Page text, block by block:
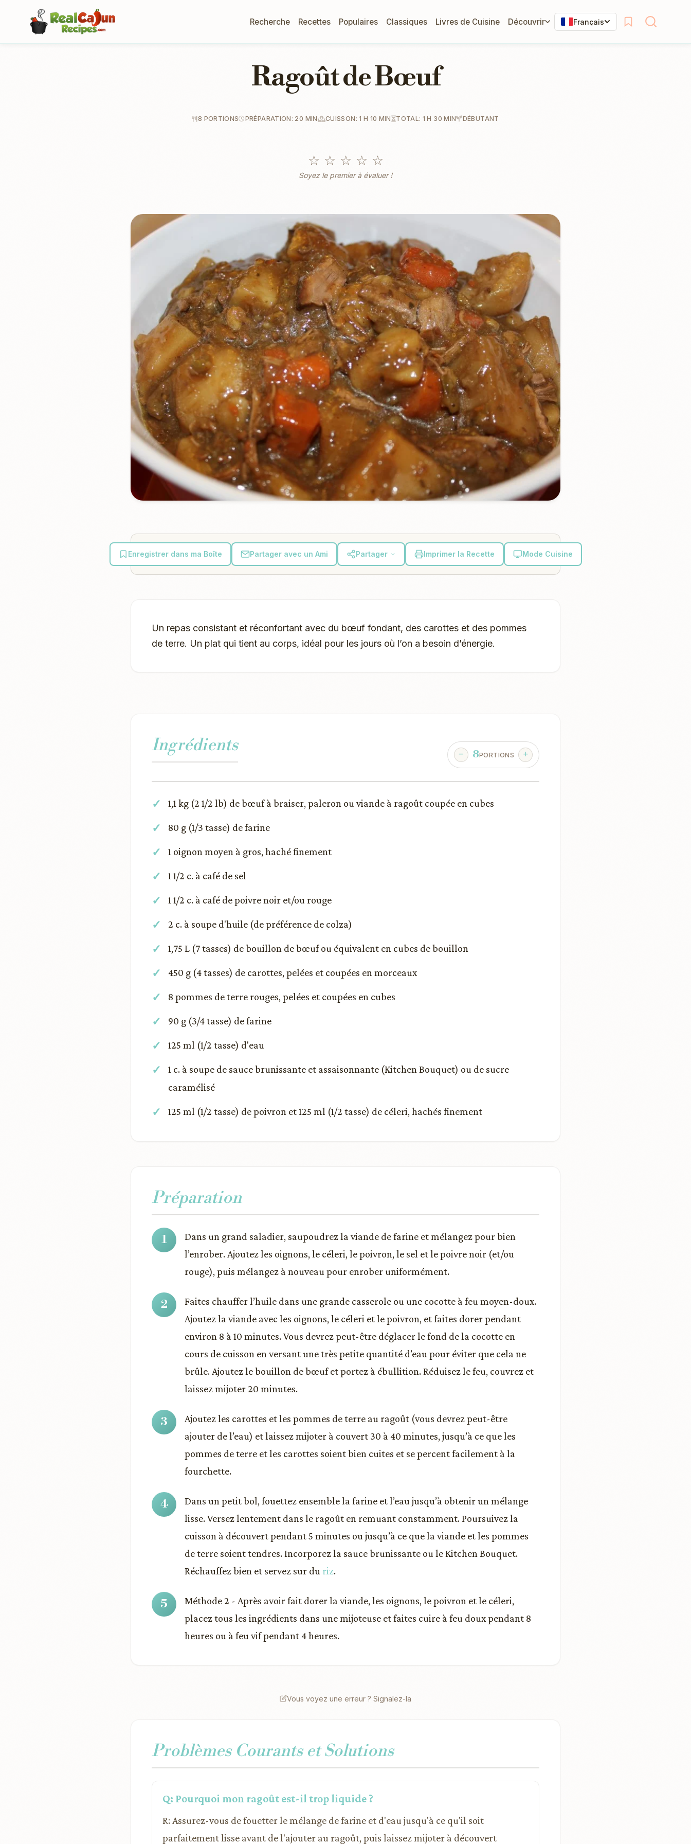
Recherche Recettes Populaires Classiques Livres de Cuisine Découvrir Français
Ragoût de Bœuf
8 PORTIONS PRÉPARATION: 20 MIN CUISSON: 1 H 10 MIN TOTAL: 1 H 30 MIN DÉBUTANT
☆ ☆ ☆ ☆ ☆
Soyez le premier à évaluer !
Enregistrer dans ma Boîte Partager avec un Ami Partager Imprimer la Recette Mode Cuisine
Un repas consistant et réconfortant avec du bœuf fondant, des carottes et des pommes
de terre. Un plat qui tient au corps, idéal pour les jours où l’on a besoin d’énergie.
Ingrédients 8PORTIONS
1,1 kg (2 1/2 lb) de bœuf à braiser, paleron ou viande à ragoût coupée en cubes
80 g (1/3 tasse) de farine
1 oignon moyen à gros, haché finement
1 1/2 c. à café de sel
1 1/2 c. à café de poivre noir et/ou rouge
2 c. à soupe d'huile (de préférence de colza)
1,75 L (7 tasses) de bouillon de bœuf ou équivalent en cubes de bouillon
450 g (4 tasses) de carottes, pelées et coupées en morceaux
8 pommes de terre rouges, pelées et coupées en cubes
90 g (3/4 tasse) de farine
125 ml (1/2 tasse) d'eau
1 c. à soupe de sauce brunissante et assaisonnante (Kitchen Bouquet) ou de sucre
caramélisé
125 ml (1/2 tasse) de poivron et 125 ml (1/2 tasse) de céleri, hachés finement
Préparation
Dans un grand saladier, saupoudrez la viande de farine et mélangez pour bien
l’enrober. Ajoutez les oignons, le céleri, le poivron, le sel et le poivre noir (et/ou
rouge), puis mélangez à nouveau pour enrober uniformément.
Faites chauffer l’huile dans une grande casserole ou une cocotte à feu moyen-doux.
Ajoutez la viande avec les oignons, le céleri et le poivron, et faites dorer pendant
environ 8 à 10 minutes. Vous devrez peut-être déglacer le fond de la cocotte en
cours de cuisson en versant une très petite quantité d’eau pour éviter que cela ne
brûle. Ajoutez le bouillon de bœuf et portez à ébullition. Réduisez le feu, couvrez et
laissez mijoter 20 minutes.
Ajoutez les carottes et les pommes de terre au ragoût (vous devrez peut-être
ajouter de l’eau) et laissez mijoter à couvert 30 à 40 minutes, jusqu’à ce que les
pommes de terre et les carottes soient bien cuites et se percent facilement à la
fourchette.
Dans un petit bol, fouettez ensemble la farine et l’eau jusqu’à obtenir un mélange
lisse. Versez lentement dans le ragoût en remuant constamment. Poursuivez la
cuisson à découvert pendant 5 minutes ou jusqu’à ce que la viande et les pommes
de terre soient tendres. Incorporez la sauce brunissante ou le Kitchen Bouquet.
Réchauffez bien et servez sur du riz.
Méthode 2 - Après avoir fait dorer la viande, les oignons, le poivron et le céleri,
placez tous les ingrédients dans une mijoteuse et faites cuire à feu doux pendant 8
heures ou à feu vif pendant 4 heures.
Vous voyez une erreur ? Signalez-la
Problèmes Courants et Solutions
Q: Pourquoi mon ragoût est-il trop liquide ?
R: Assurez-vous de fouetter le mélange de farine et d'eau jusqu'à ce qu'il soit
parfaitement lisse avant de l'ajouter au ragoût, puis laissez mijoter à découvert